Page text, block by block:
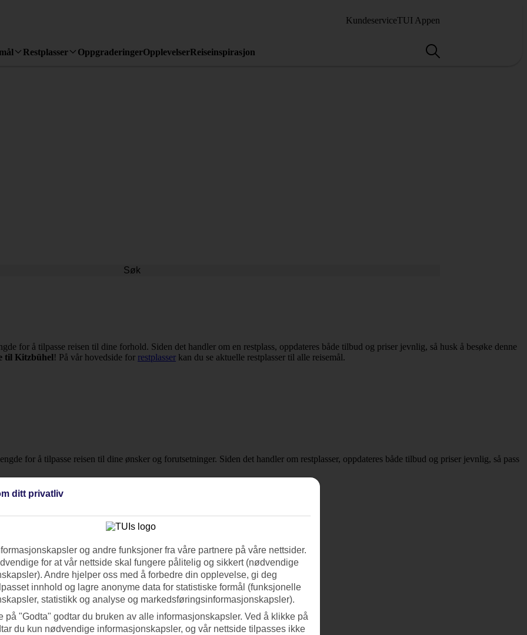
KundeserviceTUI Appen
Restplasser OppgraderingerOpplevelserReiseinspirasjon
Søk
for å tilpasse reisen til dine forhold. Siden det handler om en restplass, oppdateres både tilbud og priser jevnlig, så husk å besøke denne
til Kitzbühel! På vår hovedside for restplasser kan du se aktuelle restplasser til alle reisemål.
for å tilpasse reisen til dine ønsker og forutsetninger. Siden det handler om restplasser, oppdateres både tilbud og priser jevnlig, så pass
ditt privatliv
og andre funksjoner fra våre partnere på våre nettsider.
for at vår nettside skal fungere pålitelig og sikkert (nødvendige
Andre hjelper oss med å forbedre din opplevelse, gi deg
innhold og lagre anonyme data for statistiske formål (funksjonelle
statistikk og analyse og markedsføringsinformasjonskapsler).
på "Godta" godtar du bruken av alle informasjonskapsler. Ved å klikke på
du kun nødvendige informasjonskapsler, og vår nettside tilpasses ikke